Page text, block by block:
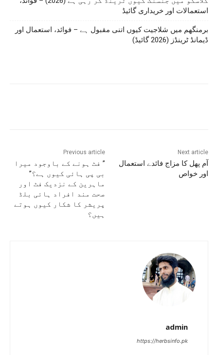
استعمالات اور خریداری گائیڈ
برمنگھم میں شلاجیت کیوں اتنی مقبول ہے – فوائد، استعمال اور
ڈیمانڈ ٹرینڈز (2026 گائیڈ)
Previous article
” فٹ ہونے کے باوجود میرا
بی پی ہائی کیوں ہے؟”
ماہرین کے نزدیک فٹ اور
صحت مند افراد ہائی بلڈ
پریشر کا شکار کیوں ہوتے
ہیں؟
Next article
آم پھل کا مزاج فائدے استعمال
اور خواص
admin
https://herbsinfo.pk